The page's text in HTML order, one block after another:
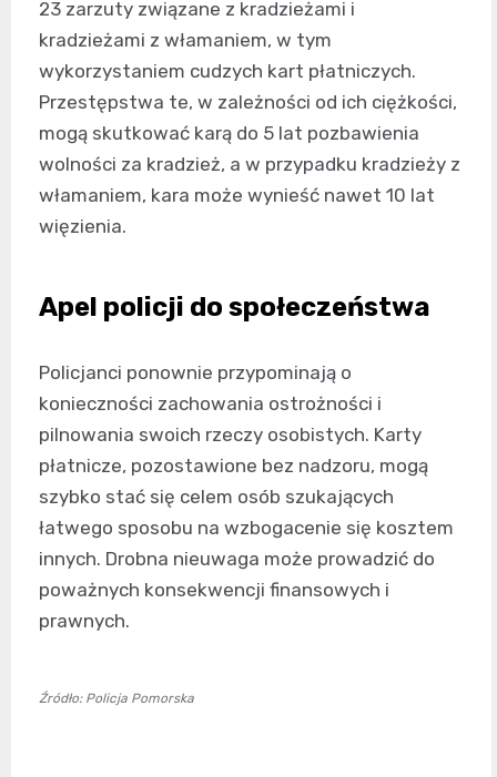
23 zarzuty związane z kradzieżami i
kradzieżami z włamaniem, w tym
wykorzystaniem cudzych kart płatniczych.
Przestępstwa te, w zależności od ich ciężkości,
mogą skutkować karą do 5 lat pozbawienia
wolności za kradzież, a w przypadku kradzieży z
włamaniem, kara może wynieść nawet 10 lat
więzienia.
Apel policji do społeczeństwa
Policjanci ponownie przypominają o
konieczności zachowania ostrożności i
pilnowania swoich rzeczy osobistych. Karty
płatnicze, pozostawione bez nadzoru, mogą
szybko stać się celem osób szukających
łatwego sposobu na wzbogacenie się kosztem
innych. Drobna nieuwaga może prowadzić do
poważnych konsekwencji finansowych i
prawnych.
Źródło: Policja Pomorska